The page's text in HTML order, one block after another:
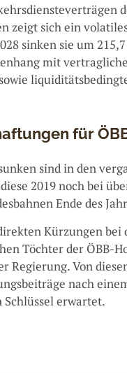
zeigt sich ein
sinken sie um
mit
für
sind in den
diese 2019 noch bei
Ende des
Kürzungen
Töchter der ÖBB-
Regierung. Von
nach
Schlüssel erwartet.